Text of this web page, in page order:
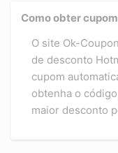
Como obter
O site Ok-
de desconto
cupom
obtenha o
maior desconto